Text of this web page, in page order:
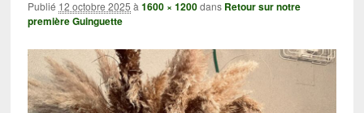
Publié 12 octobre 2025 à1600 × 1200dans Retour sur notre
première Guinguette